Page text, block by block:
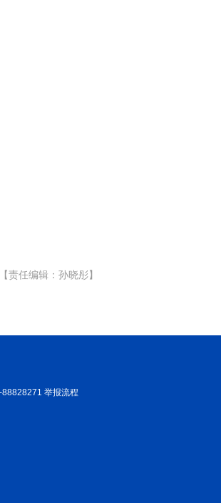
【责任编辑：孙晓彤】
举报流程